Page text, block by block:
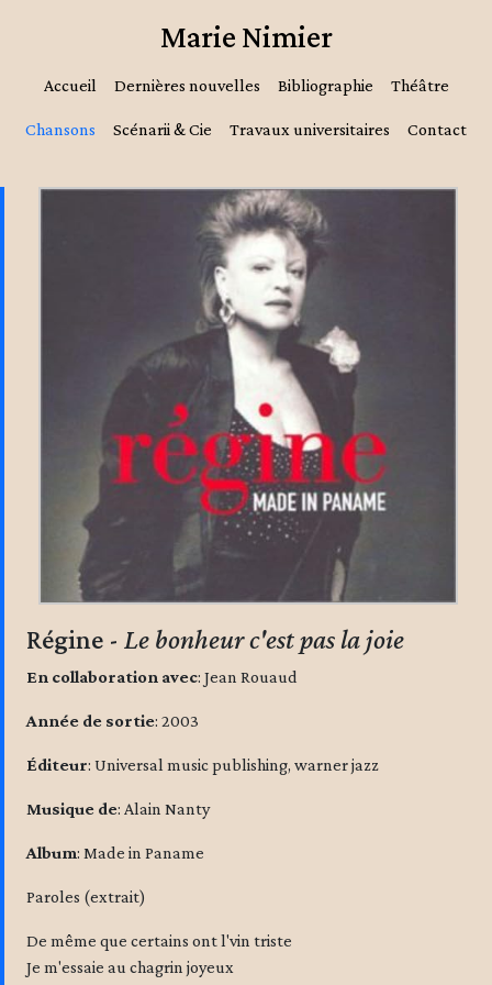
Marie Nimier
Accueil Dernières nouvelles Bibliographie Théâtre
Chansons Scénarii & Cie Travaux universitaires Contact
Régine - Le bonheur c'est pas la joie
En collaboration avec: Jean Rouaud
Année de sortie: 2003
Éditeur: Universal music publishing, warner jazz
Musique de: Alain Nanty
Album: Made in Paname
Paroles (extrait)
De même que certains ont l'vin triste
Je m'essaie au chagrin joyeux